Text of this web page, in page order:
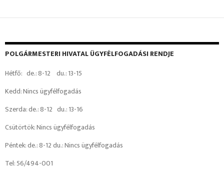
POLGÁRMESTERI HIVATAL ÜGYFÉLFOGADÁSI RENDJE
Hétfő: de.: 8-12 du.: 13-15
Kedd: Nincs ügyfélfogadás
Szerda: de.: 8-12 du.: 13-16
Csütörtök: Nincs ügyfélfogadás
Péntek: de.: 8-12 du.: Nincs ügyfélfogadás
Tel: 56/494-001